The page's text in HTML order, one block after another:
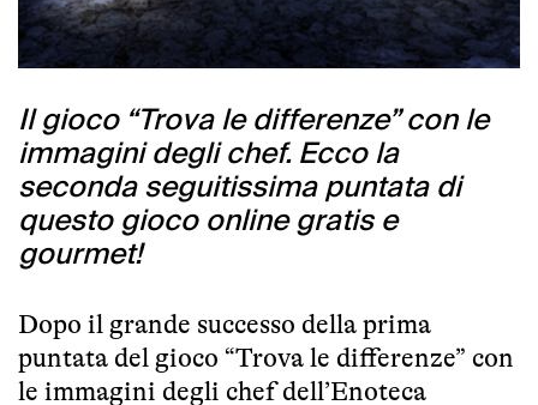
Il gioco “Trova le differenze” con le
immagini degli chef. Ecco la
seconda seguitissima puntata di
questo gioco online gratis e
gourmet!
Dopo il grande successo della prima
puntata del gioco “Trova le differenze” con
le immagini degli chef dell’Enoteca